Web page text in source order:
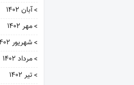
آبان ۱۴۰۲
مهر ۱۴۰۲
شهریور ۱۴۰۲
مرداد ۱۴۰۲
تیر ۱۴۰۲